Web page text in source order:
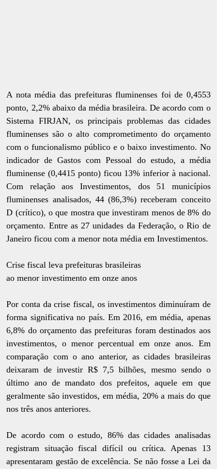
A nota média das prefeituras fluminenses foi de 0,4553
ponto, 2,2% abaixo da média brasileira. De acordo com o
Sistema FIRJAN, os principais problemas das cidades
fluminenses são o alto comprometimento do orçamento
com o funcionalismo público e o baixo investimento. No
indicador de Gastos com Pessoal do estudo, a média
fluminense (0,4415 ponto) ficou 13% inferior à nacional.
Com relação aos Investimentos, dos 51 municípios
fluminenses analisados, 44 (86,3%) receberam conceito
D (crítico), o que mostra que investiram menos de 8% do
orçamento. Entre as 27 unidades da Federação, o Rio de
Janeiro ficou com a menor nota média em Investimentos.
Crise fiscal leva prefeituras brasileiras
ao menor investimento em onze anos
Por conta da crise fiscal, os investimentos diminuíram de
forma significativa no país. Em 2016, em média, apenas
6,8% do orçamento das prefeituras foram destinados aos
investimentos, o menor percentual em onze anos. Em
comparação com o ano anterior, as cidades brasileiras
deixaram de investir R$ 7,5 bilhões, mesmo sendo o
último ano de mandato dos prefeitos, aquele em que
geralmente são investidos, em média, 20% a mais do que
nos três anos anteriores.
De acordo com o estudo, 86% das cidades analisadas
registram situação fiscal difícil ou crítica. Apenas 13
apresentaram gestão de excelência. Se não fosse a Lei da